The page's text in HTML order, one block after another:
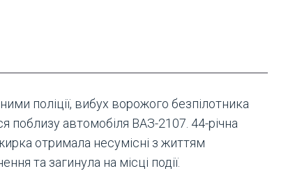
поліції, вибух ворожого безпілотника
поблизу автомобіля ВАЗ-2107. 44-річна
отримала несумісні з життям
та загинула на місці події.